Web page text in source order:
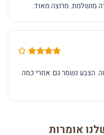
מושלמת. מרוצה מאוד.
הצבע נשמר גם אחרי כמה
אומרות